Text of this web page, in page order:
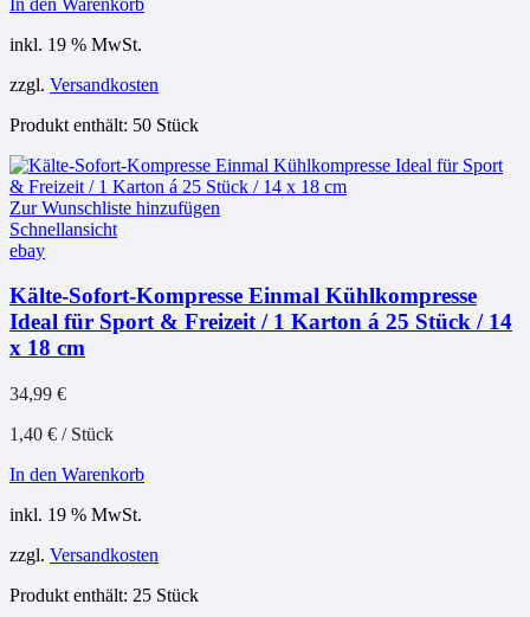
inkl. 19 % MwSt.
zzgl. Versandkosten
Produkt enthält: 50 Stück
Zur Wunschliste hinzufügen
Schnellansicht
ebay
Kälte-Sofort-Kompresse Einmal Kühlkompresse
Ideal für Sport & Freizeit / 1 Karton á 25 Stück / 14
x 18 cm
34,99 €
1,40 € / Stück
In den Warenkorb
inkl. 19 % MwSt.
zzgl. Versandkosten
Produkt enthält: 25 Stück